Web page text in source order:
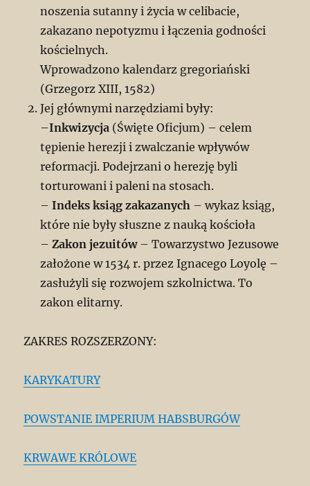
noszenia sutanny i życia w celibacie,
zakazano nepotyzmu i łączenia godności
kościelnych.
Wprowadzono kalendarz gregoriański
(Grzegorz XIII, 1582)
Jej głównymi narzędziami były:
–Inkwizycja (Święte Oficjum) – celem
tępienie herezji i zwalczanie wpływów
reformacji. Podejrzani o herezję byli
torturowani i paleni na stosach.
–Indeks ksiąg zakazanych – wykaz ksiąg,
które nie były słuszne z nauką kościoła
–Zakon jezuitów– Towarzystwo Jezusowe
założone w 1534 r. przez Ignacego Loyolę –
zasłużyli się rozwojem szkolnictwa. To
zakon elitarny.
ZAKRES ROZSZERZONY:
KARYKATURY
POWSTANIE IMPERIUM HABSBURGÓW
KRWAWE KRÓLOWE